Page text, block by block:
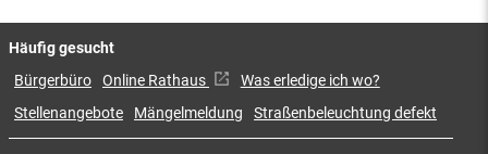
Häufig gesucht
Bürgerbüro Online Rathaus
Was erledige ich wo?
Stellenangebote
Mängelmeldung Straßenbeleuchtung defekt